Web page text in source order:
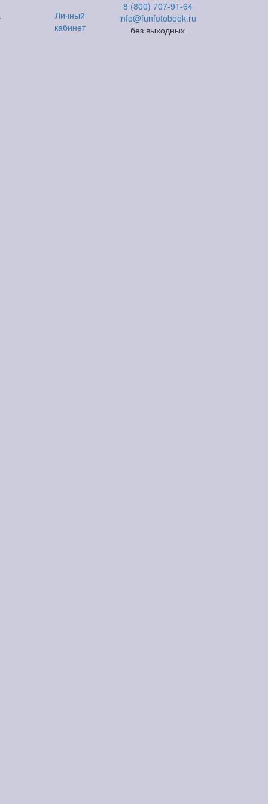
Личный
кабинет
8 (800) 707-91-64
info@funfotobook.ru
без выходных